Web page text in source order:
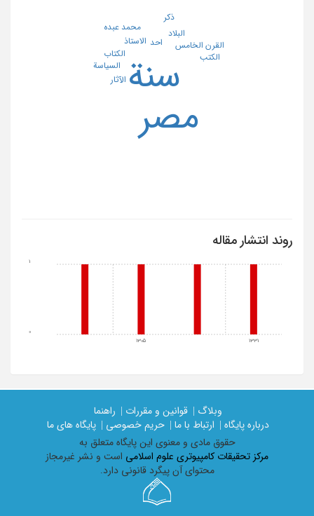
سنة
مصر
احد
الآثار
الاستاذ
البلاد
السیاسة
القرن الخامس
الکتاب
الکتب
ذکر
محمد عبده
روند انتشار مقاله
1305 1331
0
1
وبلاگ | قوانین و مقررات |
راهنما
درباره پایگاه |
ارتباط با ما | حریم خصوصی |
پایگاه های ما
حقوق مادی و معنوی اين پايگاه متعلق به
مرکز تحقیقات کامپیوتری علوم اسلامی است و نشر غیرمجاز
محتوای آن پیگرد قانونی دارد.